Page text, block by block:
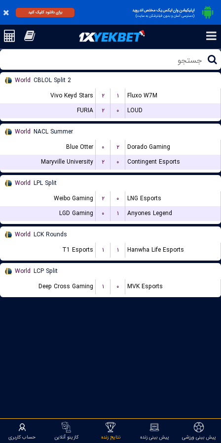
اپلیکیشن وان ایکس یک مختص اندروید
(دسترسی آسان و بدون فیلترشکن به سایت)
برای دانلود کلیک کنید
World CBLOL Split 2
Vivo Keyd Stars
۲ ۱
Fluxo W7M
FURIA
۲ ۰ LOUD
World NACL Summer
Blue Otter
۰ ۲
Dorado Gaming
Maryville University
۲ ۰ Contingent Esports
World LPL Split
Weibo Gaming
۲ ۰
LNG Esports
LGD Gaming
۰ ۱ Anyones Legend
World LCK Rounds
T1 Esports
۱ ۱ Hanwha Life Esports
World LCP Split
Deep Cross Gaming
۱ ۰ MVK Esports
پیش بینی ورزشی پیش بینی زنده نتایج زنده کازینو آنلاین حساب کاربری